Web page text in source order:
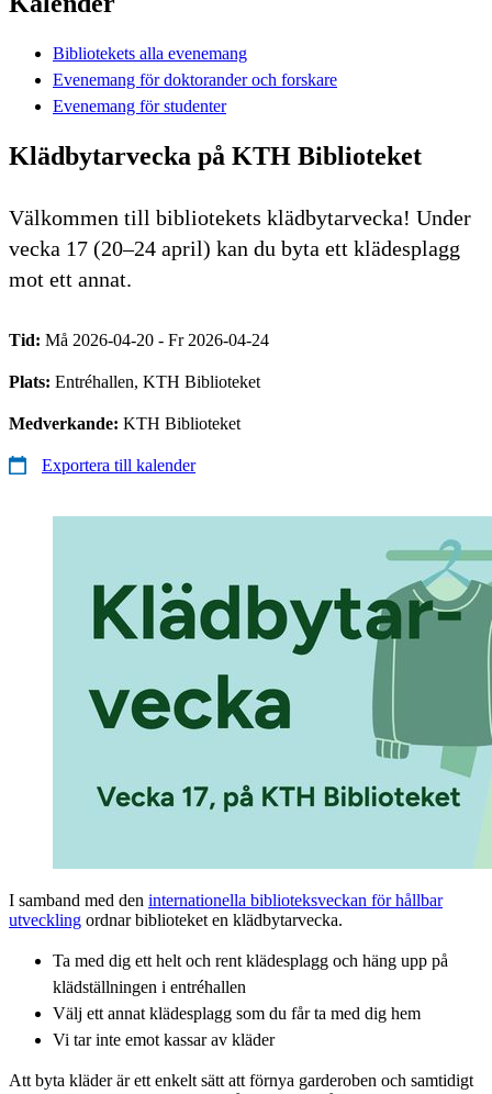
Bibliotekets alla evenemang
Evenemang för doktorander och forskare
Evenemang för studenter
Klädbytarvecka på KTH Biblioteket
Välkommen till bibliotekets klädbytarvecka! Under
vecka 17 (20–24 april) kan du byta ett klädesplagg
mot ett annat.
Tid: Må 2026-04-20 - Fr 2026-04-24
Plats: Entréhallen, KTH Biblioteket
Medverkande: KTH Biblioteket
Exportera till kalender
I samband med den internationella biblioteksveckan för hållbar
utveckling ordnar biblioteket en klädbytarvecka.
Ta med dig ett helt och rent klädesplagg och häng upp på
klädställningen i entréhallen
Välj ett annat klädesplagg som du får ta med dig hem
Vi tar inte emot kassar av kläder
Att byta kläder är ett enkelt sätt att förnya garderoben och samtidigt